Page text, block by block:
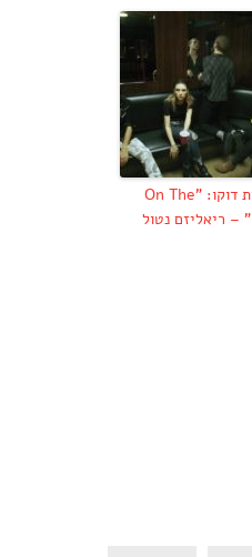
ביקורת דוקו: "On The
Road" – ריאליזם נטול